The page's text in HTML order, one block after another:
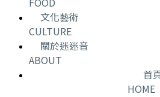
文化藝術
CULTURE
關於迷迷音
ABOUT
首
HOME